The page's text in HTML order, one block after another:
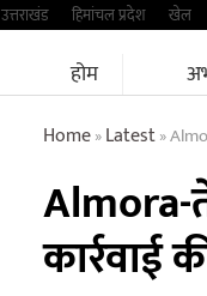
उत्तराखंड हिमांचल प्रदेश खेल
होम
Home»Latest»
Almora-
कार्रवाई